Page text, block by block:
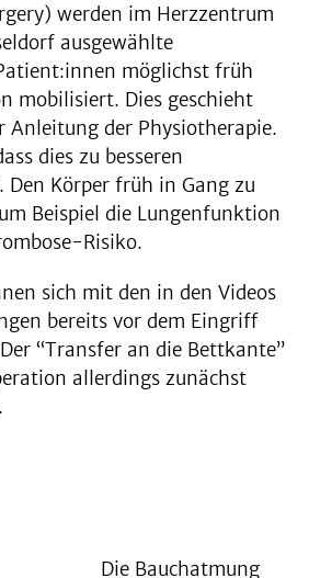
werden im Herzzentrum
ausgewählte
möglichst früh
mobilisiert. Dies geschieht
Anleitung der Physiotherapie.
dies zu besseren
Den Körper früh in Gang zu
Beispiel die Lungenfunktion
Risiko.
sich mit den in den Videos
bereits vor dem Eingriff
“Transfer an die Bettkante”
allerdings zunächst
Die Bauchatmung